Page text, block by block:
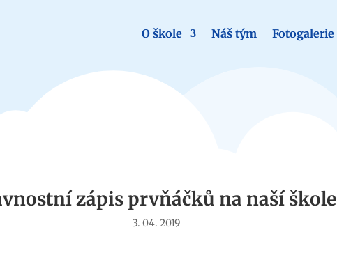
O škole Náš tým Fotogalerie
zápis prvňáčků na naší škole
3. 04. 2019